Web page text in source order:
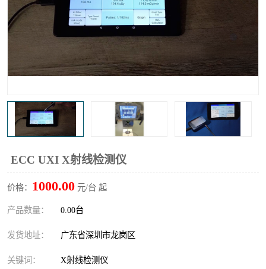
ECC UXI X射线检测仪
价格： 1000.00 元/台 起
产品数量： 0.00台
发货地址： 广东省深圳市龙岗区
关键词： X射线检测仪